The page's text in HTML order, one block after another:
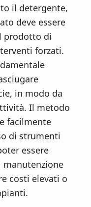
il detergente,
deve essere
prodotto di
forzati.
in modo da
Il metodo
facilmente
di strumenti
essere
costi elevati o